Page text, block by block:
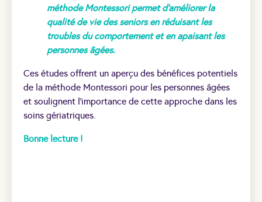
méthode Montessori permet d’améliorer la
qualité de vie des seniors en réduisant les
troubles du comportement et en apaisant les
personnes âgées.
Ces études offrent un aperçu des bénéfices potentiels
de la méthode Montessori pour les personnes âgées
et soulignent l’importance de cette approche dans les
soins gériatriques.
Bonne lecture !